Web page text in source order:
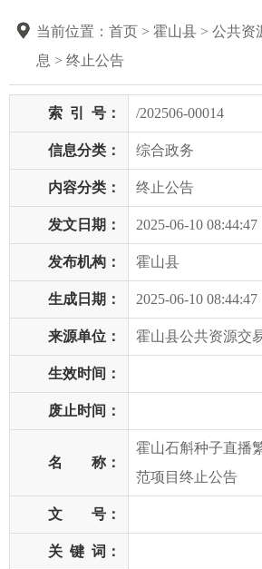
当前位置： 首页 > 霍山县 > 公共资
息 > 终止公告
索 引 号： /202506-00014
信息分类： 综合政务
内容分类： 终止公告
发文日期： 2025-06-10 08:44:47
发布机构： 霍山县
生成日期： 2025-06-10 08:44:47
来源单位： 霍山县公共资源交
生效时间：
废止时间：
名 称：
霍山石斛种子直播
范项目终止公告
文 号：
关 键 词：